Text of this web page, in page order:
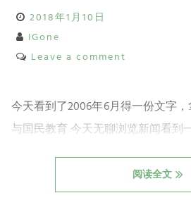
2018年1月10日
IGone
Leave a comment
今天看到了2006年6月得一份文字
与国民教育 今天无聊浏览新闻看到
阅读全文